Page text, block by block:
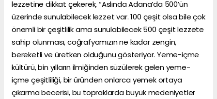
lezzetine dikkat çekerek, “Aslında Adana’da 500’ün
üzerinde sunulabilecek lezzet var. 100 çeşit olsa bile çok
önemli bir çeşitlilik ama sunulabilecek 500 çeşit lezzete
sahip olunması, coğrafyamızın ne kadar zengin,
bereketli ve üretken olduğunu gösteriyor. Yeme-içme
kültürü, bin yılların ilmiğinden süzülerek gelen yeme-
içme çeşitliliği, bir üründen onlarca yemek ortaya
çıkarma becerisi, bu topraklarda büyük medeniyetler